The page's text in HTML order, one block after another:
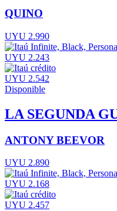
QUINO
UYU 2.990
UYU 2.243
UYU 2.542
Disponible
LA SEGUNDA
ANTONY BEEVOR
UYU 2.890
UYU 2.168
UYU 2.457